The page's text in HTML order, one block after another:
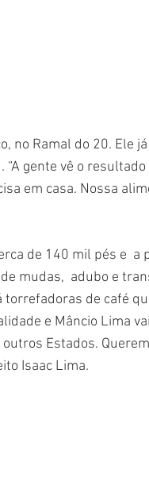
no Ramal do 20. Ele
gente vê o resultado
em casa. Nossa
de 140 mil pés e  a
mudas,  adubo e
torrefadoras de café
e Mâncio Lima
Estados.
Isaac Lima.